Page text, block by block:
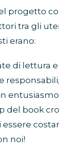
progetto
tra gli
erano:
di lettura
del book
essere
noi!